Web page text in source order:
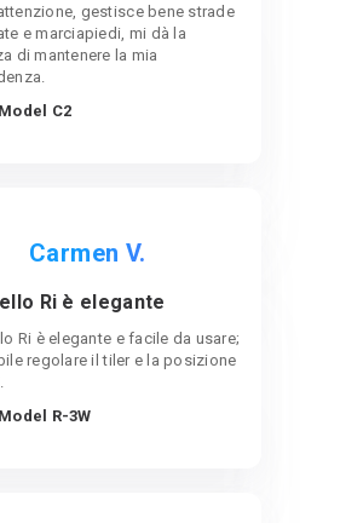
gestisce bene strade
e marciapiedi, mi dà la
di mantenere la mia
Model C2
Carmen V.
Ri è elegante
Ri è elegante e facile da usare;
regolare il tiler e la posizione
Model R-3W